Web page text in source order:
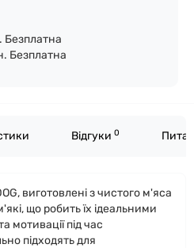
Безплатна
Безплатна
Відгуки 0
виготовлені з чистого м'яса
що робить їх ідеальними
мотивації під час
підходять для